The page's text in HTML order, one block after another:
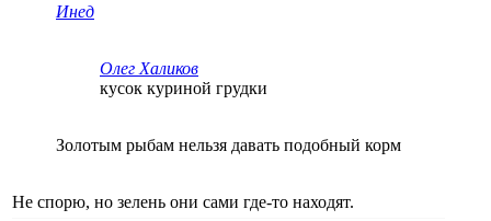
Инед
Олег Халиков
кусок куриной грудки
Золотым рыбам нельзя давать подобный корм
Не спорю, но зелень они сами где-то находят.